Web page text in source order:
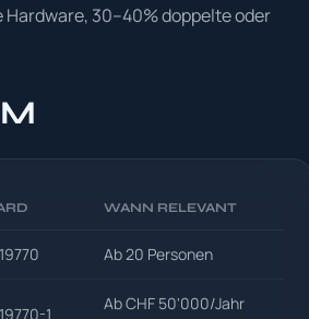
30–40% doppelte oder
WANN RELEVANT
Ab 20 Personen
1
Ab CHF 50'000/Jahr